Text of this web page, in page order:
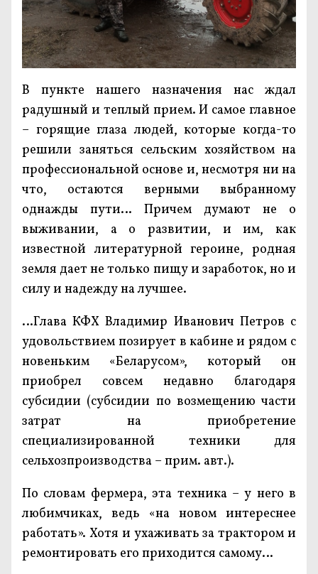
В пункте нашего назначения нас ждал
радушный и теплый прием. И самое главное
– горящие глаза людей, которые когда-то
решили заняться сельским хозяйством на
профессиональной основе и, несмотря ни на
что, остаются верными выбранному
однажды пути… Причем думают не о
выживании, а о развитии, и им, как
известной литературной героине, родная
земля дает не только пищу и заработок, но и
силу и надежду на лучшее.
…Глава КФХ Владимир Иванович Петров с
удовольствием позирует в кабине и рядом с
новеньким «Беларусом», который он
приобрел совсем недавно благодаря
субсидии (субсидии по возмещению части
затрат на приобретение
специализированной техники для
сельхозпроизводства – прим. авт.).
По словам фермера, эта техника – у него в
любимчиках, ведь «на новом интереснее
работать». Хотя и ухаживать за трактором и
ремонтировать его приходится самому…